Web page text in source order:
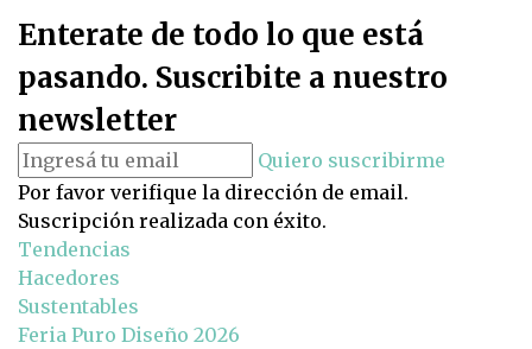
Enterate de todo lo que está
pasando. Suscribite a nuestro
newsletter
Quiero suscribirme
Por favor verifique la dirección de email.
Suscripción realizada con éxito.
Tendencias
Hacedores
Sustentables
Feria Puro Diseño 2026